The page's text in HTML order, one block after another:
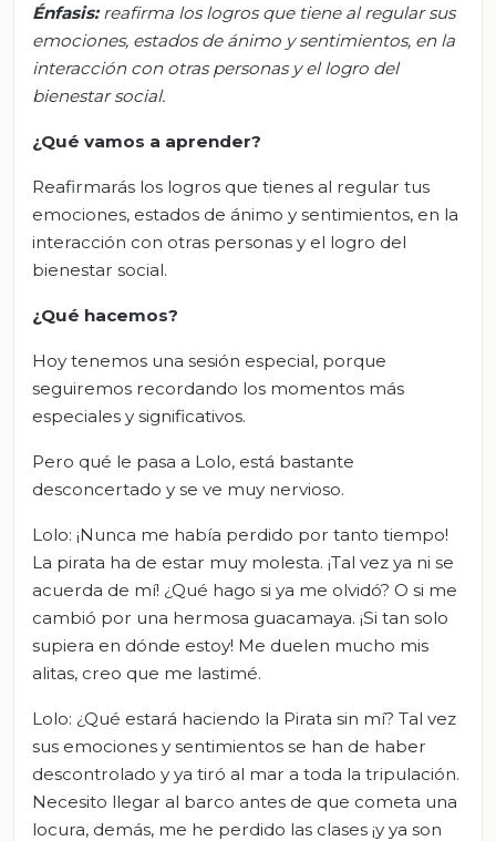
Énfasis: reafirma los logros que tiene al regular sus
emociones, estados de ánimo y sentimientos, en la
interacción con otras personas y el logro del
bienestar social.
¿Qué vamos a aprender?
Reafirmarás los logros que tienes al regular tus
emociones, estados de ánimo y sentimientos, en la
interacción con otras personas y el logro del
bienestar social.
¿Qué hacemos?
Hoy tenemos una sesión especial, porque
seguiremos recordando los momentos más
especiales y significativos.
Pero qué le pasa a Lolo, está bastante
desconcertado y se ve muy nervioso.
Lolo: ¡Nunca me había perdido por tanto tiempo!
La pirata ha de estar muy molesta. ¡Tal vez ya ni se
acuerda de mí! ¿Qué hago si ya me olvidó? O si me
cambió por una hermosa guacamaya. ¡Si tan solo
supiera en dónde estoy! Me duelen mucho mis
alitas, creo que me lastimé.
Lolo: ¿Qué estará haciendo la Pirata sin mí? Tal vez
sus emociones y sentimientos se han de haber
descontrolado y ya tiró al mar a toda la tripulación.
Necesito llegar al barco antes de que cometa una
locura, demás, me he perdido las clases ¡y ya son